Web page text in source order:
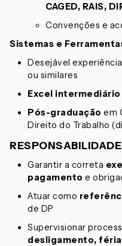
CAGED, RAIS,
Convenções e
Sistemas e
Desejável
ou similares
Excel intermediário
Pós-graduação em
Direito do Trabalho
Garantir a correta
pagamento e
Atuar como
de DP
Supervisionar
desligamento,